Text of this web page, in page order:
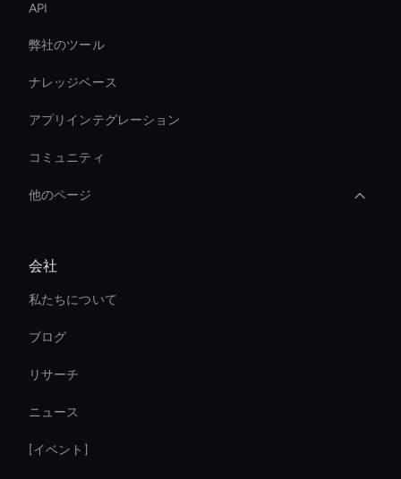
API
弊社のツール
ナレッジベース
アプリインテグレーション
コミュニティ
他のページ
AI ビデオオブジェクトリムーバー
Best Real-Time Ai Avatar Software
Interactive Hologram
AI フェイススワップツール
AI ビデオサムネイルジェネレーター
Video Conferencing Ai
会社
私たちについて
ブログ
リサーチ
ニュース
[イベント]